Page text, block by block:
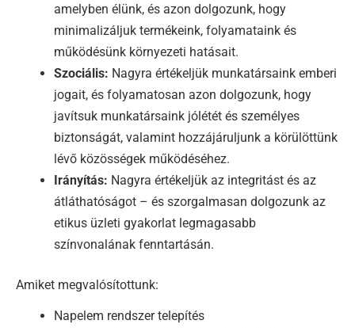
amelyben élünk, és azon dolgozunk, hogy
minimalizáljuk termékeink, folyamataink és
működésünk környezeti hatásait.
Szociális: Nagyra értékeljük munkatársaink emberi
jogait, és folyamatosan azon dolgozunk, hogy
javítsuk munkatársaink jólétét és személyes
biztonságát, valamint hozzájáruljunk a körülöttünk
lévő közösségek működéséhez.
Irányítás: Nagyra értékeljük az integritást és az
átláthatóságot – és szorgalmasan dolgozunk az
etikus üzleti gyakorlat legmagasabb
színvonalának fenntartásán.
Amiket megvalósítottunk:
Napelem rendszer telepítés